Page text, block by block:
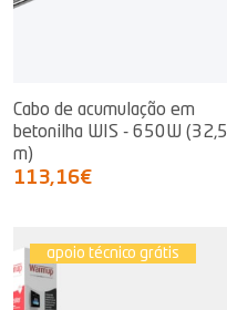
Cabo de acumulação em
betonilha WIS - 650W (32,5
m)
113,16€
apoio técnico grátis